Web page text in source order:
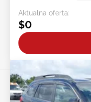
Aktualna oferta:
$0